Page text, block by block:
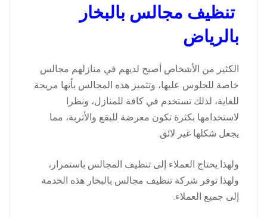
تنظيف مجالس بالبخار
بالرياض
الكثير من الأشخاص أصبح لديهم في منازلهم مجالس
خاصة للجلوس عليها، وتتميز هذه المجالس بأنها مريحة
للغاية، لذلك تستخدم في كافة للمنازل، ونظرا
لاستخدامها بكثرة تكون معرضة للبقع والأتربة، مما
يجعل شكلها غير لائق.
ولهذا يحتاج العملاء إلى تنظيف المجالس باستمرار،
ولهذا توفر شركة تنظيف مجالس بالبخار هذه الخدمة
إلى جميع العملاء.